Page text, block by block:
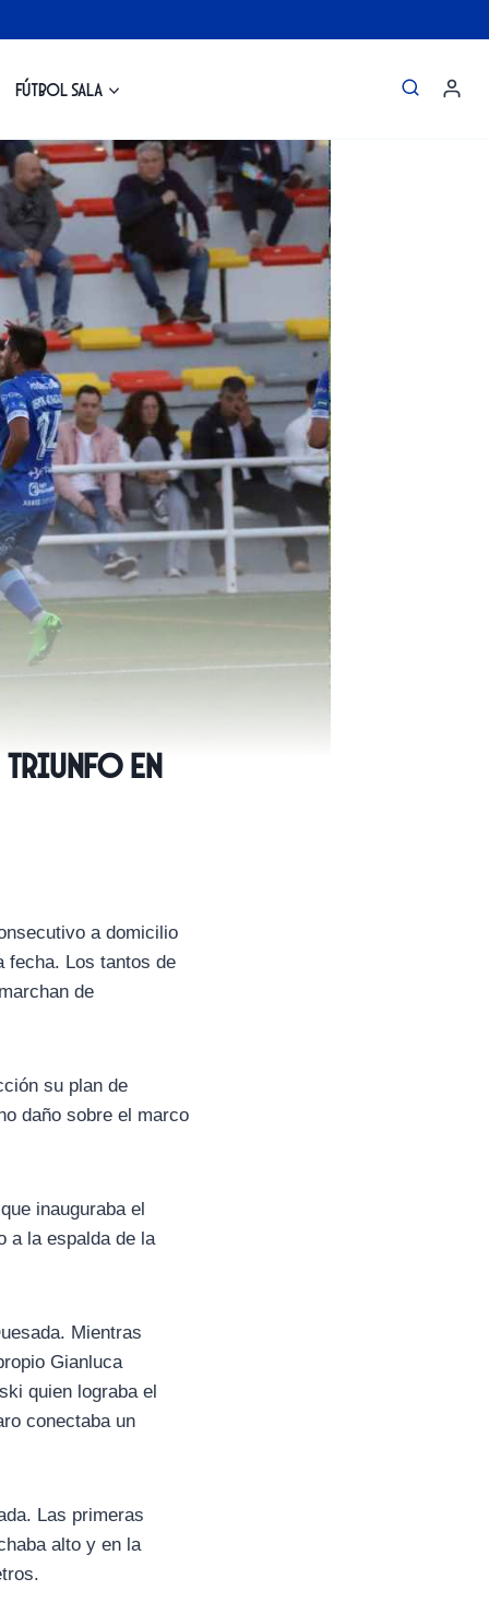
Fútbol Sala
triunfo en
a domicilio
fecha. Los tantos de
de
su plan de
daño sobre el marco
inauguraba el
a la espalda de la
Mientras
Gianluca
quien lograba el
conectaba un
Las primeras
alto y en la